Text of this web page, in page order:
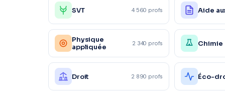
SVT 4 560 profs Aide
Physique
appliquée
2 340 profs Chimie
Droit 2 890 profs Éco-